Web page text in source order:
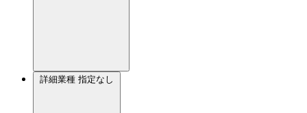
詳細業種 指定なし